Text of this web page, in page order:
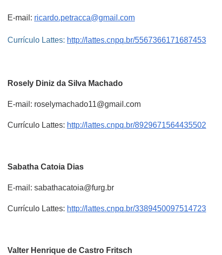
E-mail: ricardo.petracca@gmail.com
Currículo Lattes: http://lattes.cnpq.br/5567366171687453
Rosely Diniz da Silva Machado
E-mail: roselymachado11@gmail.com
Currículo Lattes: http://lattes.cnpq.br/8929671564435502
Sabatha Catoia Dias
E-mail: sabathacatoia@furg.br
Currículo Lattes: http://lattes.cnpq.br/3389450097514723
Valter Henrique de Castro Fritsch